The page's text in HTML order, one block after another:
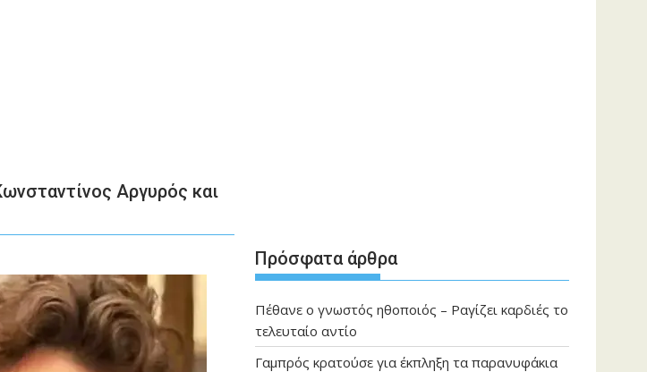
Αργυρός και
Πρόσφατα άρθρα
Πέθανε ο γνωστός ηθοποιός – Ραγίζει καρδιές το
τελευταίο αντίο
Γαμπρός κρατούσε για έκπληξη τα παρανυφάκια